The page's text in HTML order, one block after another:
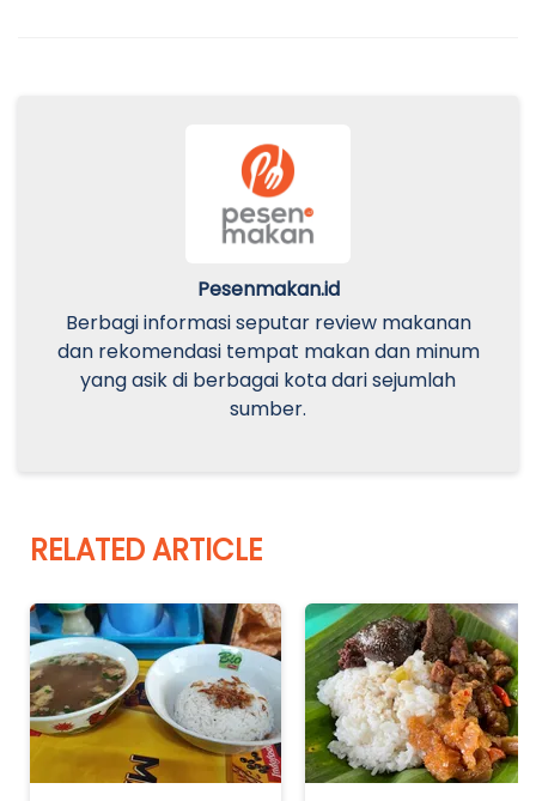
Pesenmakan.id
Berbagi informasi seputar review makanan
dan rekomendasi tempat makan dan minum
yang asik di berbagai kota dari sejumlah
sumber.
RELATED ARTICLE